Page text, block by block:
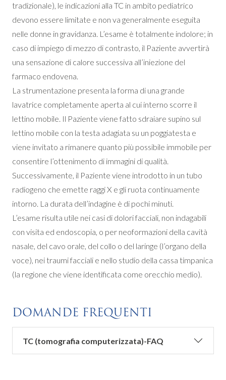
tradizionale), le indicazioni alla TC in ambito pediatrico
devono essere limitate e non va generalmente eseguita
nelle donne in gravidanza. L’esame è totalmente indolore; in
caso di impiego di mezzo di contrasto, il Paziente avvertirà
una sensazione di calore successiva all’iniezione del
farmaco endovena.
La strumentazione presenta la forma di una grande
lavatrice completamente aperta al cui interno scorre il
lettino mobile. Il Paziente viene fatto sdraiare supino sul
lettino mobile con la testa adagiata su un poggiatesta e
viene invitato a rimanere quanto più possibile immobile per
consentire l’ottenimento di immagini di qualità.
Successivamente, il Paziente viene introdotto in un tubo
radiogeno che emette raggi X e gli ruota continuamente
intorno. La durata dell’indagine è di pochi minuti.
L’esame risulta utile nei casi di dolori facciali, non indagabili
con visita ed endoscopia, o per neoformazioni della cavità
nasale, del cavo orale, del collo o del laringe (l’organo della
voce), nei traumi facciali e nello studio della cassa timpanica
(la regione che viene identificata come orecchio medio).
DOMANDE FREQUENTI
TC (tomografia computerizzata)-FAQ